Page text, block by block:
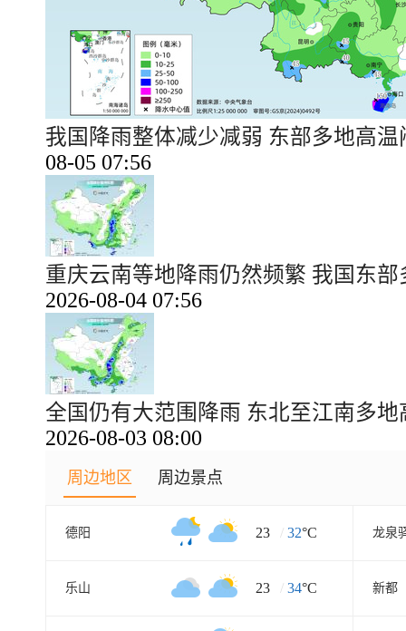
我国降雨整体减少减弱 东部多地高
08-05 07:56
重庆云南等地降雨仍然频繁 我国东
2026-08-04 07:56
全国仍有大范围降雨 东北至江南多
2026-08-03 08:00
周边地区 周边景点
德阳 23 / 32°C 龙泉
乐山 23 / 34°C 新都